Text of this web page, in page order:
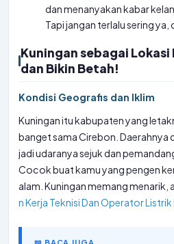
dan menanyakan kabar
Tapi jangan terlalu sering ya,
Kuningan sebagai Lokasi
dan Bikin Betah!
Kondisi Geografis dan Iklim
Kuningan itu kabupaten yang
banget sama Cirebon. Daerahnya
jadi udaranya sejuk dan
Cocok buat kamu yang pengen
alam. Kuningan memang menarik,
n Kerja Teknisi Dan Operator Listrik